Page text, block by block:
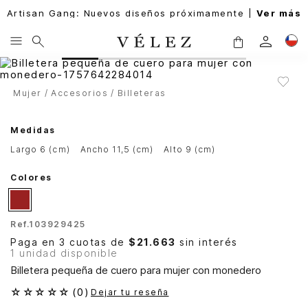
Artisan Gang: Nuevos diseños próximamente | Ver más
Mujer Accesorios Billeteras
Medidas
largo 6 (cm)
ancho 11,5 (cm) alto 9 (cm)
Colores
Ref.103929425
Paga en 3 cuotas de $21.663 sin interés
1 unidad disponible
Billetera pequeña de cuero para mujer con monedero
☆ ☆ ☆ ☆ ☆ (0 ) Dejar tu reseña